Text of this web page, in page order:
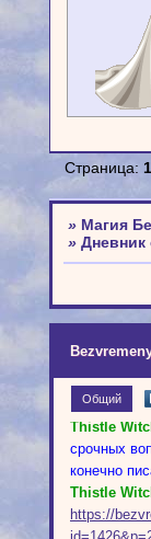
Страница: 1
» Магия
» Дневник